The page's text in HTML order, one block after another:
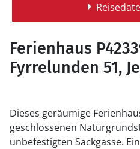
Ferienhaus
Fyrrelunden 51,
Dieses geräumige
geschlossenen
unbefestigten Sackgasse.